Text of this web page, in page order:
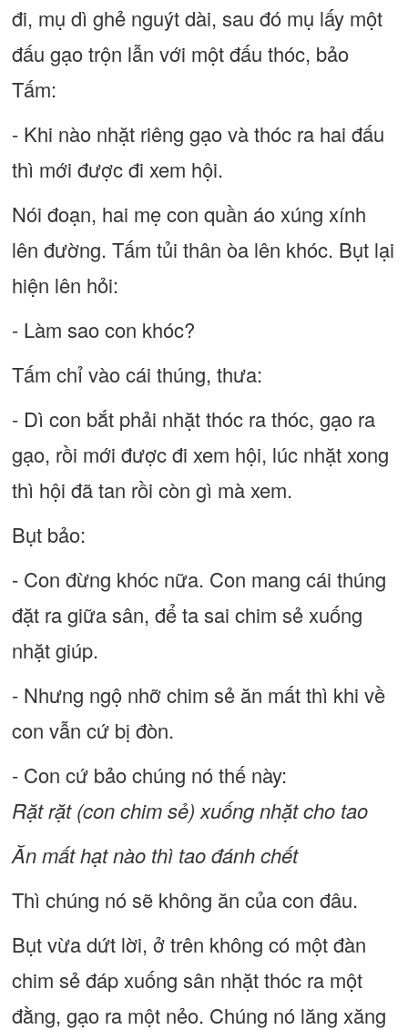
đi, mụ dì ghẻ nguýt dài, sau đó mụ lấy một
đấu gạo trộn lẫn với một đấu thóc, bảo
Tấm:
- Khi nào nhặt riêng gạo và thóc ra hai đấu
thì mới được đi xem hội.
Nói đoạn, hai mẹ con quần áo xúng xính
lên đường. Tấm tủi thân òa lên khóc. Bụt lại
hiện lên hỏi:
- Làm sao con khóc?
Tấm chỉ vào cái thúng, thưa:
- Dì con bắt phải nhặt thóc ra thóc, gạo ra
gạo, rồi mới được đi xem hội, lúc nhặt xong
thì hội đã tan rồi còn gì mà xem.
Bụt bảo:
- Con đừng khóc nữa. Con mang cái thúng
đặt ra giữa sân, để ta sai chim sẻ xuống
nhặt giúp.
- Nhưng ngộ nhỡ chim sẻ ăn mất thì khi về
con vẫn cứ bị đòn.
- Con cứ bảo chúng nó thế này:
Rặt rặt (con chim sẻ) xuống nhặt cho tao
Ăn mất hạt nào thì tao đánh chết
Thì chúng nó sẽ không ăn của con đâu.
Bụt vừa dứt lời, ở trên không có một đàn
chim sẻ đáp xuống sân nhặt thóc ra một
đằng, gạo ra một nẻo. Chúng nó lăng xăng